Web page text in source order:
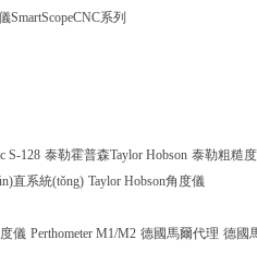
SmartScopeCNC系列
S-128 泰勒霍普森Taylor Hobson 泰勒粗糙
直系統(tǒng) Taylor Hobson角度儀
儀 Perthometer M1/M2 德國馬爾代理 德國